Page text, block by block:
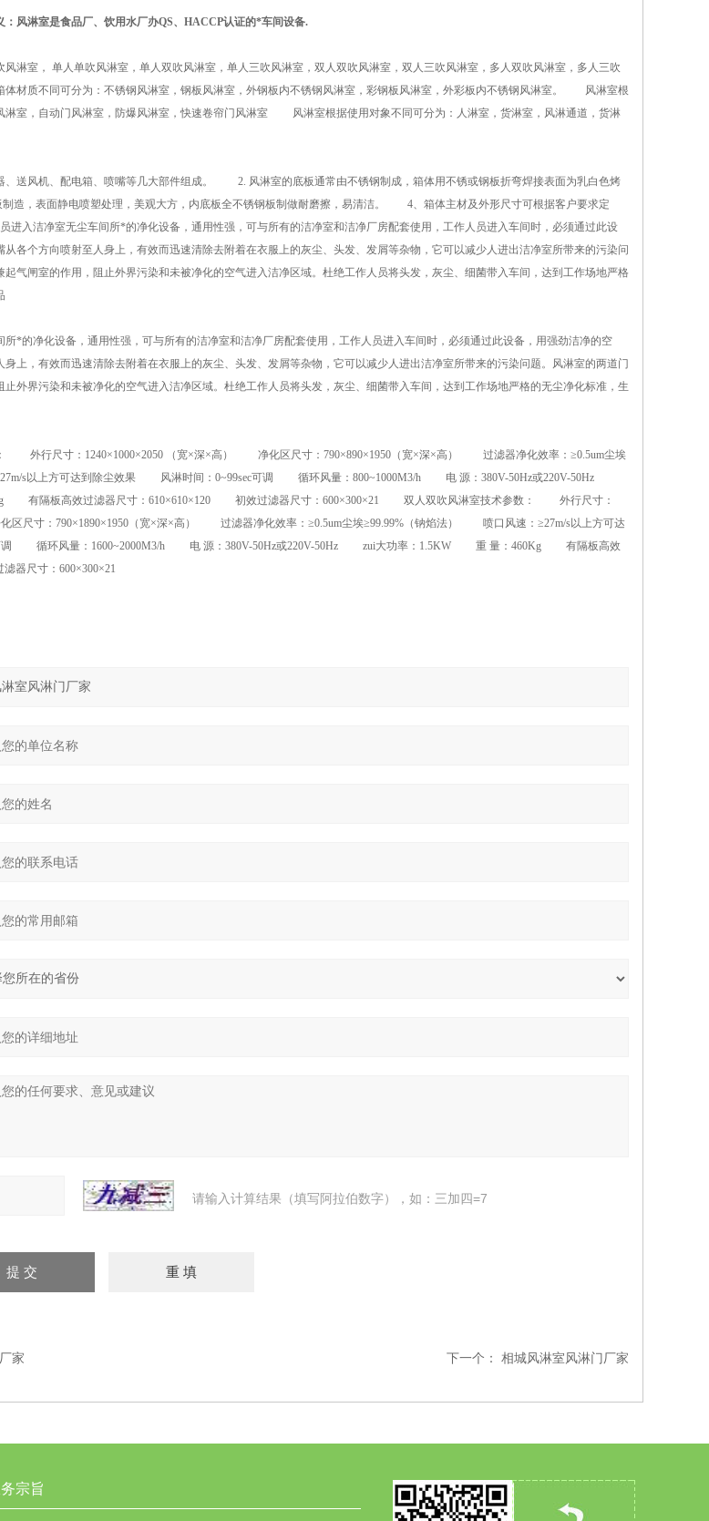
： 风淋室是食品厂、饮用水厂办QS、HACCP认证的*车间设备.
室， 单人单吹风淋室，单人双吹风淋室，单人三吹风淋室，双人双吹风淋室，双人三吹风淋室，多人双吹风淋室，多人三吹
质不同可分为：不锈钢风淋室，钢板风淋室，外钢板内不锈钢风淋室，彩钢板风淋室，外彩板内不锈钢风淋室。 风淋室根
淋室，自动门风淋室，防爆风淋室，快速卷帘门风淋室 风淋室根据使用对象不同可分为：人淋室，货淋室，风淋通道，货淋
送风机、配电箱、喷嘴等几大部件组成。 2. 风淋室的底板通常由不锈钢制成，箱体用不锈或钢板折弯焊接表面为乳白色烤
，表面静电喷塑处理，美观大方，内底板全不锈钢板制做耐磨擦，易清洁。 4、箱体主材及外形尺寸可根据客户要求定
洁净室无尘车间所*的净化设备，通用性强，可与所有的洁净室和洁净厂房配套使用，工作人员进入车间时，必须通过此设
各个方向喷射至人身上，有效而迅速清除去附着在衣服上的灰尘、头发、发屑等杂物，它可以减少人进出洁净室所带来的污染问
气闸室的作用，阻止外界污染和未被净化的空气进入洁净区域。杜绝工作人员将头发，灰尘、细菌带入车间，达到工作场地严格
的净化设备，通用性强，可与所有的洁净室和洁净厂房配套使用，工作人员进入车间时，必须通过此设备，用强劲洁净的空
上，有效而迅速清除去附着在衣服上的灰尘、头发、发屑等杂物，它可以减少人进出洁净室所带来的污染问题。风淋室的两道门
外界污染和未被净化的空气进入洁净区域。杜绝工作人员将头发，灰尘、细菌带入车间，达到工作场地严格的无尘净化标准，生
寸：1240×1000×2050 （宽×深×高） 净化区尺寸：790×890×1950（宽×深×高） 过滤器净化效率：≥0.5um尘埃
s以上方可达到除尘效果 风淋时间：0~99sec可调 循环风量：800~1000M3/h 电 源：380V-50Hz或220V-50Hz
有隔板高效过滤器尺寸：610×610×120 初效过滤器尺寸：600×300×21 双人双吹风淋室技术参数： 外行尺寸：
区尺寸：790×1890×1950（宽×深×高） 过滤器净化效率：≥0.5um尘埃≥99.99%（钠焰法） 喷口风速：≥27m/s以上方可达
调 循环风量：1600~2000M3/h 电 源：380V-50Hz或220V-50Hz zui大功率：1.5KW 重 量：460Kg 有隔板高效
器尺寸：600×300×21
请输入计算结果（填写阿拉伯数字），如：三加四=7
家 下一个： 相城风淋室风淋门厂家
宗旨